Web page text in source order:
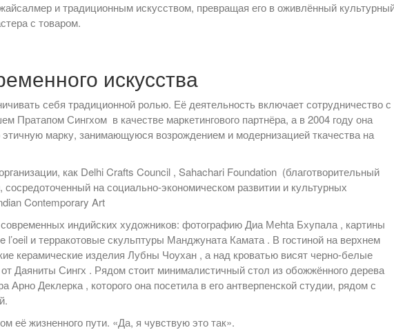
и традиционным искусством, превращая его в оживлённый
с товаром.
искусства
себя традиционной ролью. Её деятельность включает сотрудничество с
Пратапом Сингхом в качестве маркетингового партнёра, а в 2004 году она
марку, занимающуюся возрождением и модернизацией ткачества на
как Delhi Crafts Council , Sahachari Foundation (благотворительный
на социально-экономическом развитии и культурных
Contemporary Art
индийских художников: фотографию Диа Меhta Бхупала , картины
и терракотовые скульптуры Манджуната Камата . В гостиной на верхнем
керамические изделия Лубны Чоухан , а над кроватью висят черно-белые
Даяниты Сингх . Рядом стоит минималистичный стол из обожжённого дерева
Арно Деклерка , которого она посетила в его антверпенской студии, рядом с
её жизненного пути. «Да, я чувствую это так».